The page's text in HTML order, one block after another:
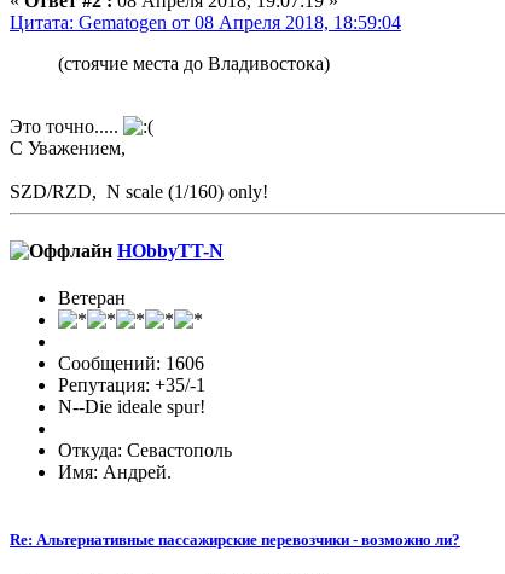
Цитата: Gematogen от 08 Апреля 2018, 18:59:04
(стоячие места до Владивостока)
Это точно.....
С Уважением,
SZD/RZD, N scale (1/160) only!
HObbyTT-N
Ветеран
Сообщений: 1606
Репутация: +35/-1
N--Die ideale spur!
Откуда: Севастополь
Имя: Андрей.
Re: Альтернативные пассажирские перевозчики - возможно ли?